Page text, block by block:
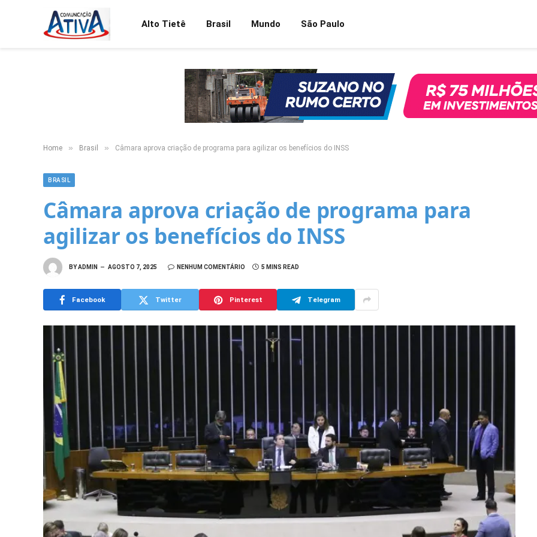
Alto Tietê Brasil Mundo São Paulo
Home » Brasil » Câmara aprova criação de programa para agilizar os benefícios do INSS
BRASIL
Câmara aprova criação de programa para
agilizar os benefícios do INSS
BYADMIN AGOSTO 7, 2025 NENHUM COMENTÁRIO 5 MINS READ
Facebook Twitter Pinterest Telegram